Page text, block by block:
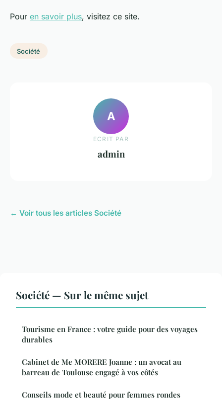
Pour en savoir plus, visitez ce site.
Société
A
ECRIT PAR
admin
← Voir tous les articles Société
Société — Sur le même sujet
Tourisme en France : votre guide pour des voyages
durables
Cabinet de Me MORERE Joanne : un avocat au
barreau de Toulouse engagé à vos côtés
Conseils mode et beauté pour femmes rondes